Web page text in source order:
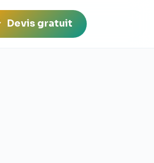
Devis gratuit